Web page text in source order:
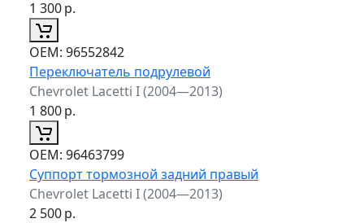
1 300р.
ОЕМ: 96552842
Переключатель подрулевой
Chevrolet Lacetti I (2004—2013)
1 800р.
ОЕМ: 96463799
Суппорт тормозной задний правый
Chevrolet Lacetti I (2004—2013)
2 500р.